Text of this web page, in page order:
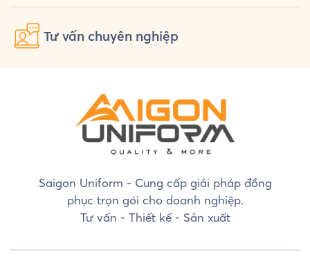
Tư vấn chuyên nghiệp
Saigon Uniform - Cung cấp giải pháp đồng
phục trọn gói cho doanh nghiệp.
Tư vấn - Thiết kế - Sản xuất